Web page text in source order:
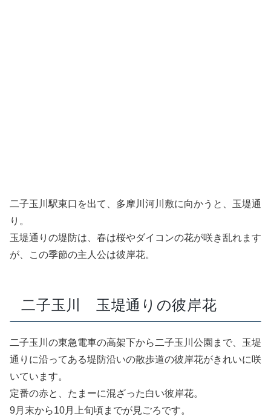
二子玉川駅東口を出て、多摩川河川敷に向かうと、玉堤通
り。
玉堤通りの堤防は、春は桜やダイコンの花が咲き乱れます
が、この季節の主人公は彼岸花。
二子玉川 玉堤通りの彼岸花
二子玉川の東急電車の高架下から二子玉川公園まで、玉堤
通りに沿ってある堤防沿いの散歩道の彼岸花がきれいに咲
いています。
定番の赤と、たまーに混ざった白い彼岸花。
9月末から10月上旬頃までが見ごろです。